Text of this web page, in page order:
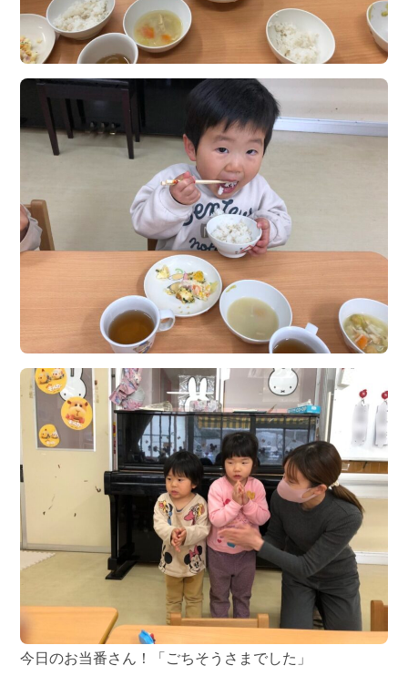
今日のお当番さん！「ごちそうさまでした」